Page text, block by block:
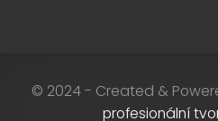
© 2024 - Created &
profesionální